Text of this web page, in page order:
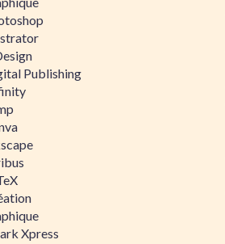
Publishing
Xpress